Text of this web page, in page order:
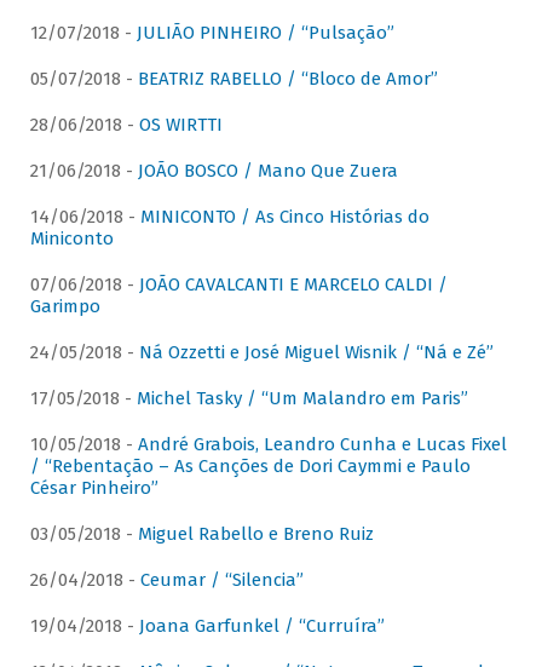
12/07/2018 - JULIÃO PINHEIRO / “Pulsação”
05/07/2018 - BEATRIZ RABELLO / “Bloco de Amor”
28/06/2018 - OS WIRTTI
21/06/2018 - JOÃO BOSCO / Mano Que Zuera
14/06/2018 - MINICONTO / As Cinco Histórias do
Miniconto
07/06/2018 - JOÃO CAVALCANTI E MARCELO CALDI /
Garimpo
24/05/2018 - Ná Ozzetti e José Miguel Wisnik / “Ná e Zé”
17/05/2018 - Michel Tasky / “Um Malandro em Paris”
10/05/2018 - André Grabois, Leandro Cunha e Lucas Fixel
/ “Rebentação – As Canções de Dori Caymmi e Paulo
César Pinheiro”
03/05/2018 - Miguel Rabello e Breno Ruiz
26/04/2018 - Ceumar / “Silencia”
19/04/2018 - Joana Garfunkel / “Curruíra”